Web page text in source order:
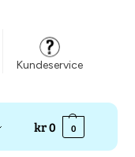
Kundeservice
kr0 0